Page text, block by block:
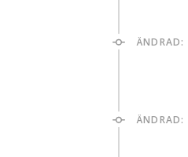
ÄNDRAD:
ÄNDRAD: